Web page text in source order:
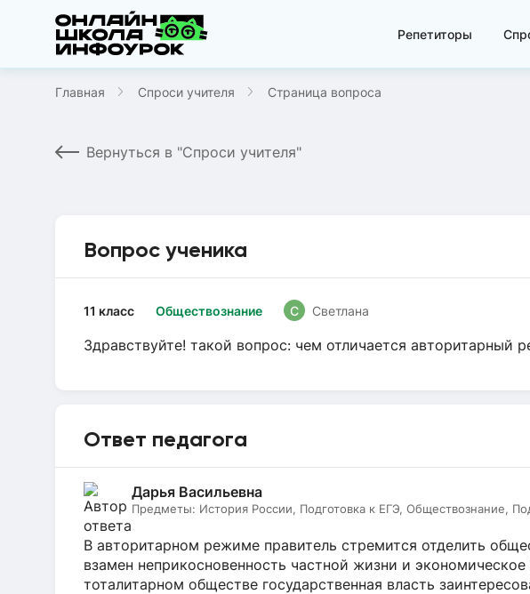
Репетиторы
Главная Спроси учителя Страница вопроса
Вернуться в "Спроси учителя"
Вопрос ученика
Обществознание
11 класс С Светлана
Здравствуйте! такой вопрос: чем отличается авторитарный
Ответ педагога
Дарья Васильевна
Предметы: История России, Подготовка к ЕГЭ, Обществознание,
В авторитарном режиме правитель стремится отделить
взамен неприкосновенность частной жизни и экономическое
тоталитарном обществе государственная власть